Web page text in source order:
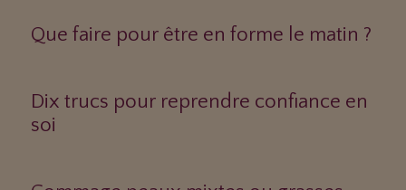
Que faire pour être en forme le matin ?
Dix trucs pour reprendre confiance en
soi